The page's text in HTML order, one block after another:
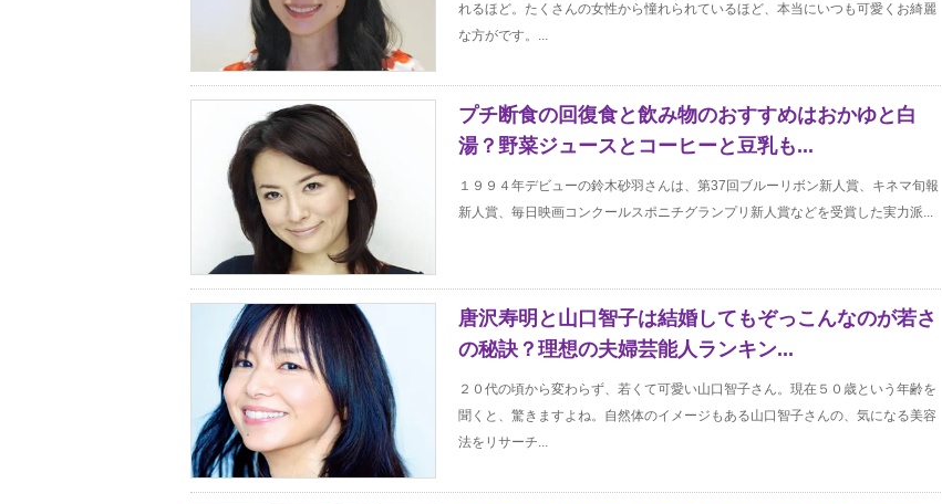
れるほど。たくさんの女性から憧れられているほど、本当にいつも可愛くお綺麗
な方がです。...
プチ断食の回復食と飲み物のおすすめはおかゆと白
湯？野菜ジュースとコーヒーと豆乳も...
１９９４年デビューの鈴木砂羽さんは、第37回ブルーリボン新人賞、キネマ旬報
新人賞、毎日映画コンクールスポニチグランプリ新人賞などを受賞した実力派...
唐沢寿明と山口智子は結婚してもぞっこんなのが若さ
の秘訣？理想の夫婦芸能人ランキン...
２０代の頃から変わらず、若くて可愛い山口智子さん。現在５０歳という年齢を
聞くと、驚きますよね。自然体のイメージもある山口智子さんの、気になる美容
法をリサーチ...